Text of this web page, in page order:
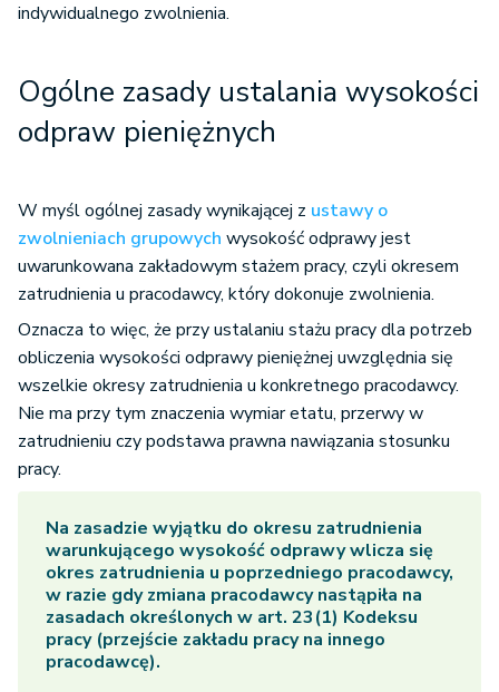
indywidualnego zwolnienia.
Ogólne zasady ustalania wysokości
odpraw pieniężnych
W myśl ogólnej zasady wynikającej z ustawy o
zwolnieniach grupowych wysokość odprawy jest
uwarunkowana zakładowym stażem pracy, czyli okresem
zatrudnienia u pracodawcy, który dokonuje zwolnienia.
Oznacza to więc, że przy ustalaniu stażu pracy dla potrzeb
obliczenia wysokości odprawy pieniężnej uwzględnia się
wszelkie okresy zatrudnienia u konkretnego pracodawcy.
Nie ma przy tym znaczenia wymiar etatu, przerwy w
zatrudnieniu czy podstawa prawna nawiązania stosunku
pracy.
Na zasadzie wyjątku do okresu zatrudnienia
warunkującego wysokość odprawy wlicza się
okres zatrudnienia u poprzedniego pracodawcy,
w razie gdy zmiana pracodawcy nastąpiła na
zasadach określonych w art. 23(1) Kodeksu
pracy (przejście zakładu pracy na innego
pracodawcę).